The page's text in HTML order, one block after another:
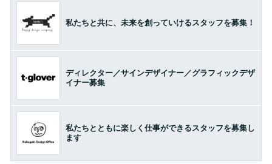
私たちと共に、未来を創っていけるスタッフを募集！
ディレクター／サインデザイナー／グラフィックデザ
イナー募集
私たちとともに楽しく仕事ができるスタッフを募集し
ます